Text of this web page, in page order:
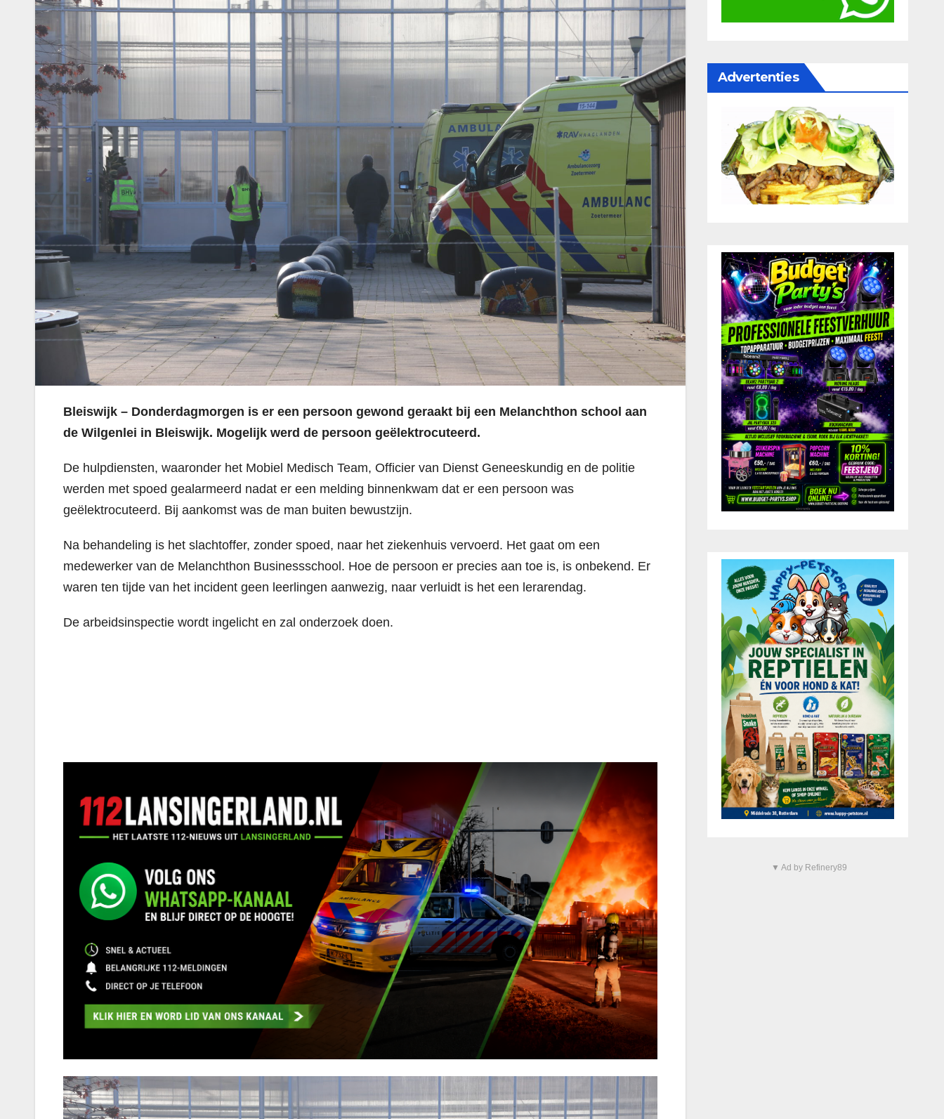
Bleiswijk – Donderdagmorgen is er een persoon gewond geraakt bij een Melanchthon school aan
de Wilgenlei in Bleiswijk. Mogelijk werd de persoon geëlektrocuteerd.
De hulpdiensten, waaronder het Mobiel Medisch Team, Officier van Dienst Geneeskundig en de politie
werden met spoed gealarmeerd nadat er een melding binnenkwam dat er een persoon was
geëlektrocuteerd. Bij aankomst was de man buiten bewustzijn.
Na behandeling is het slachtoffer, zonder spoed, naar het ziekenhuis vervoerd. Het gaat om een
medewerker van de Melanchthon Businessschool. Hoe de persoon er precies aan toe is, is onbekend. Er
waren ten tijde van het incident geen leerlingen aanwezig, naar verluidt is het een lerarendag.
De arbeidsinspectie wordt ingelicht en zal onderzoek doen.
Advertenties
▼ Ad by Refinery89